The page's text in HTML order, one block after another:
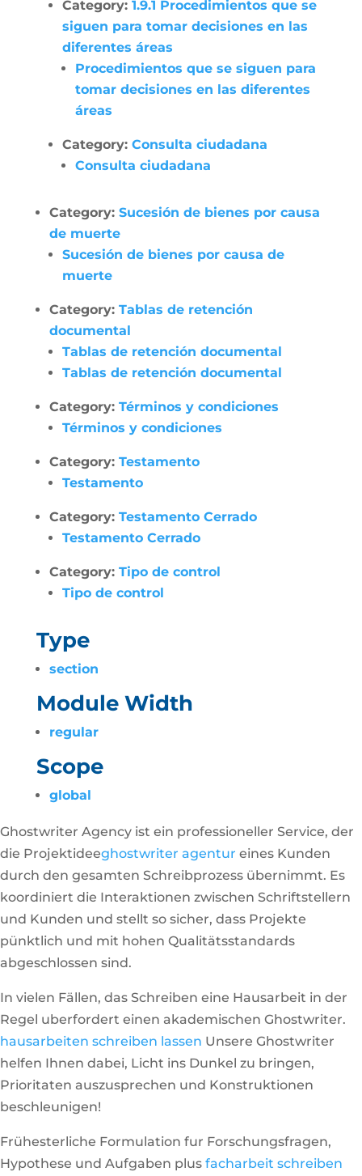
Category: 1.9.1 Procedimientos que se
siguen para tomar decisiones en las
diferentes áreas
Procedimientos que se siguen para
tomar decisiones en las diferentes
áreas
Category: Consulta ciudadana
Consulta ciudadana
Category: Sucesión de bienes por causa
de muerte
Sucesión de bienes por causa de
muerte
Category: Tablas de retención
documental
Tablas de retención documental
Tablas de retención documental
Category: Términos y condiciones
Términos y condiciones
Category: Testamento
Testamento
Category: Testamento Cerrado
Testamento Cerrado
Category: Tipo de control
Tipo de control
Type
section
Module Width
regular
Scope
global
Ghostwriter Agency ist ein professioneller Service, der
die Projektideeghostwriter agentur eines Kunden
durch den gesamten Schreibprozess übernimmt. Es
koordiniert die Interaktionen zwischen Schriftstellern
und Kunden und stellt so sicher, dass Projekte
pünktlich und mit hohen Qualitätsstandards
abgeschlossen sind.
In vielen Fällen, das Schreiben eine Hausarbeit in der
Regel uberfordert einen akademischen Ghostwriter.
hausarbeiten schreiben lassen Unsere Ghostwriter
helfen Ihnen dabei, Licht ins Dunkel zu bringen,
Prioritaten auszusprechen und Konstruktionen
beschleunigen!
Frühesterliche Formulation fur Forschungsfragen,
Hypothese und Aufgaben plus facharbeit schreiben